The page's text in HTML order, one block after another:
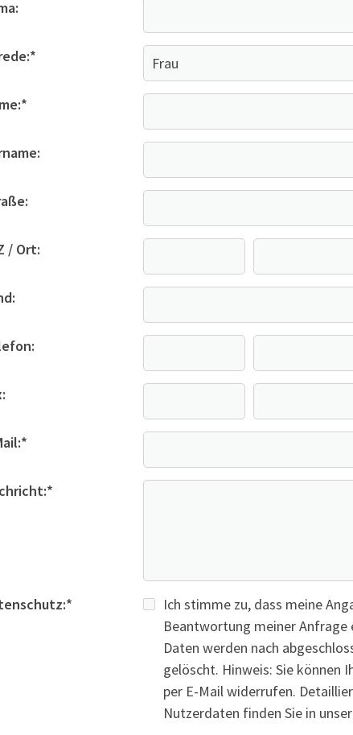
*
*
/ Ort:
*
*
*
Ich stimme zu, dass meine
Beantwortung meiner Anfrage
Daten werden nach
gelöscht. Hinweis: Sie können
per E-Mail widerrufen.
Nutzerdaten finden Sie in